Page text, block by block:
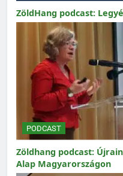
ZöldHang podcast:
PODCAST
Zöldhang podcast:
Alap Magyarországon